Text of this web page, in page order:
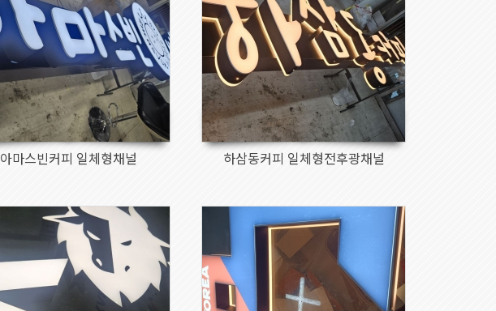
162
아마스빈커피 일체형채널
190
하삼동커피 일체형전후광채널
181 150